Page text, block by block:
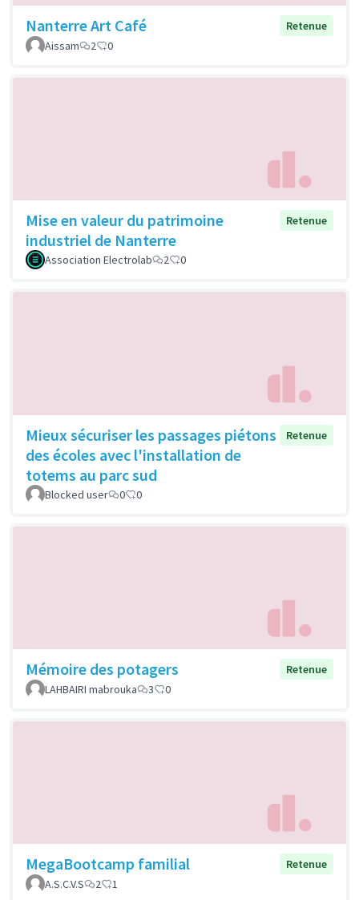
Nanterre Art Café
Retenue
Aissam
2 0
Mise en valeur du patrimoine
industriel de Nanterre
Retenue
Association Electrolab 2 0
Mieux sécuriser les passages piétons
des écoles avec l'installation de
totems au parc sud
Retenue
Blocked user 0 0
Mémoire des potagers
Retenue
LAHBAIRI mabrouka
3 0
MegaBootcamp familial
Retenue
A.S.C.V.S
2 1